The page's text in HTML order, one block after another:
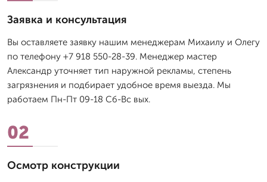
Заявка и консультация
Вы оставляете заявку нашим менеджерам Михаилу и Олегу
по телефону +7 918 550-28-39. Менеджер мастер
Александр уточняет тип наружной рекламы, степень
загрязнения и подбирает удобное время выезда. Мы
работаем Пн-Пт 09-18 Сб-Вс вых.
02
Осмотр конструкции